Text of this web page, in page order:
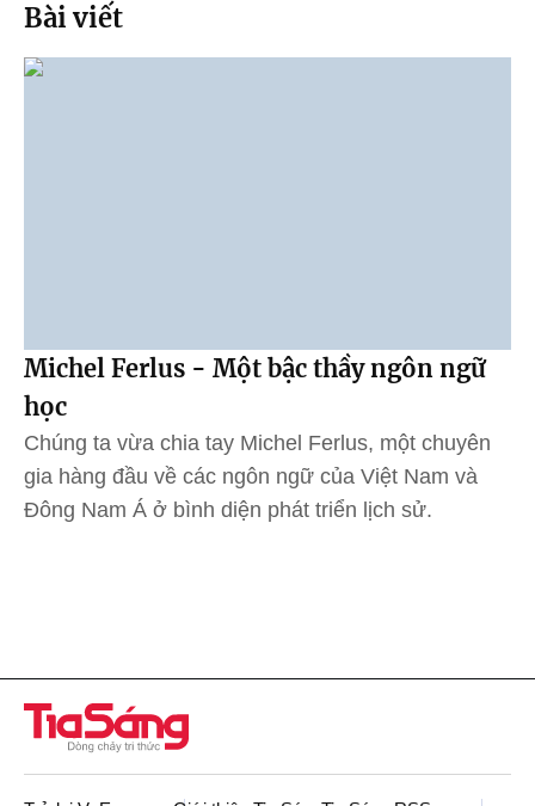
Bài viết
Michel Ferlus - Một bậc thầy ngôn ngữ
học
Chúng ta vừa chia tay Michel Ferlus, một chuyên
gia hàng đầu về các ngôn ngữ của Việt Nam và
Đông Nam Á ở bình diện phát triển lịch sử.